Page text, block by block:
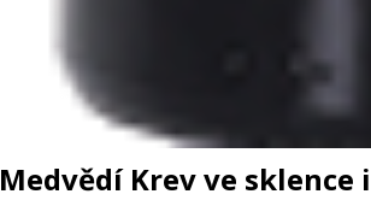
Medvědí Krev ve